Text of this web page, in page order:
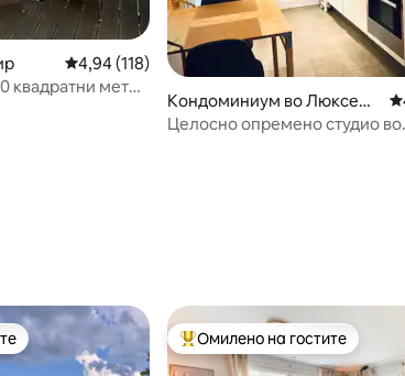
Просечна оцена: 4,94 од 5, 118 рецензии
4,94 (118)
квадратни метри
Кондоминиум во Люксемб
ург
Целосно опремено студио во
на гостите“ Меѓу најуспешните „Омилени
Омилено на гостите